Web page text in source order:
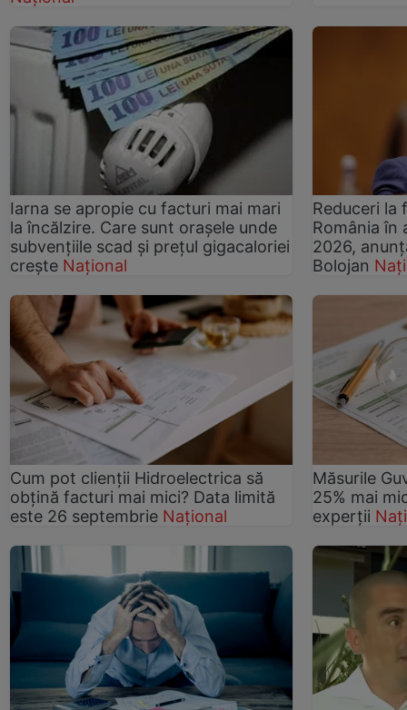
Iarna se apropie cu facturi mai mari
la încălzire. Care sunt orașele unde
subvențiile scad și prețul gigacaloriei
crește Național
Reduceri la
România în
2026,
Bolojan
Cum pot clienții Hidroelectrica să
obțină facturi mai mici? Data limită
este 26 septembrie Național
Măsurile
25% mai
experții